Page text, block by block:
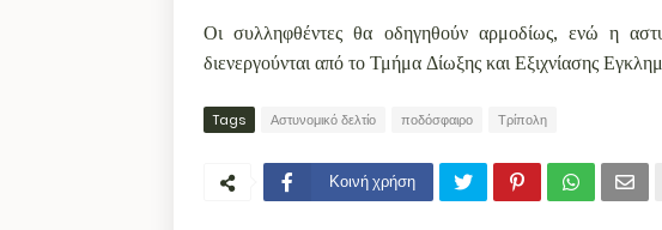
Οι συλληφθέντες θα οδηγηθούν αρμοδίως, ενώ η
διενεργούνται από το Τμήμα Δίωξης και Εξιχνίασης
Tags Αστυνομικό δελτίο ποδόσφαιρο Τρίπολη
Κοινή χρήση